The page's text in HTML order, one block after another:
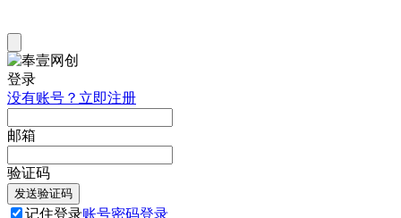
登录
没有账号？立即注册
邮箱
验证码
发送验证码
记住登录账号密码登录